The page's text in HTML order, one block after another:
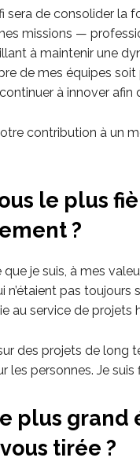
sera de consolider la
missions —
à maintenir une
de mes équipes
à innover afin
contribution à un
le plus
?
je suis, à mes
pas toujours
au service de projets
des projets de long
les personnes. Je
plus grand
tirée ?